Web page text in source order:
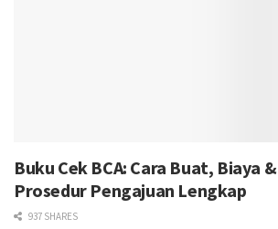
Buku Cek BCA: Cara Buat, Biaya &
Prosedur Pengajuan Lengkap
937 SHARES